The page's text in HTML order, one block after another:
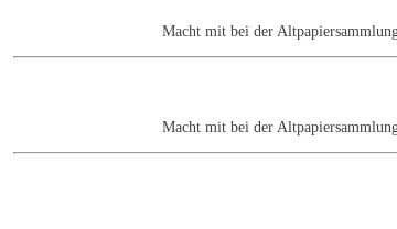
Macht mit bei der
Macht mit bei der